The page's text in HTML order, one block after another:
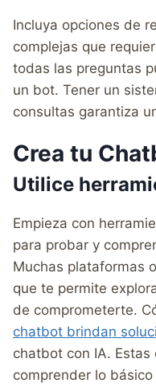
Incluya opciones de
complejas que
todas las preguntas
un bot. Tener un
consultas garantiza
Crea tu
Utilice
Empieza con
para probar y
Muchas plataformas
que te permite
de comprometerte.
chatbot brindan
chatbot con IA.
comprender lo